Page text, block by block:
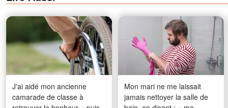
J'ai aidé mon ancienne
camarade de classe à
Mon mari ne me laissait
jamais nettoyer la salle de